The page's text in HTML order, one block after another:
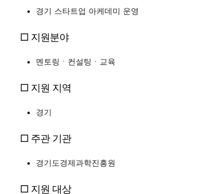
경기 스타트업 아케데미 운영
□ 지원분야
멘토링ㆍ컨설팅ㆍ교육
□ 지원 지역
경기
□ 주관 기관
경기도경제과학진흥원
□ 지원 대상